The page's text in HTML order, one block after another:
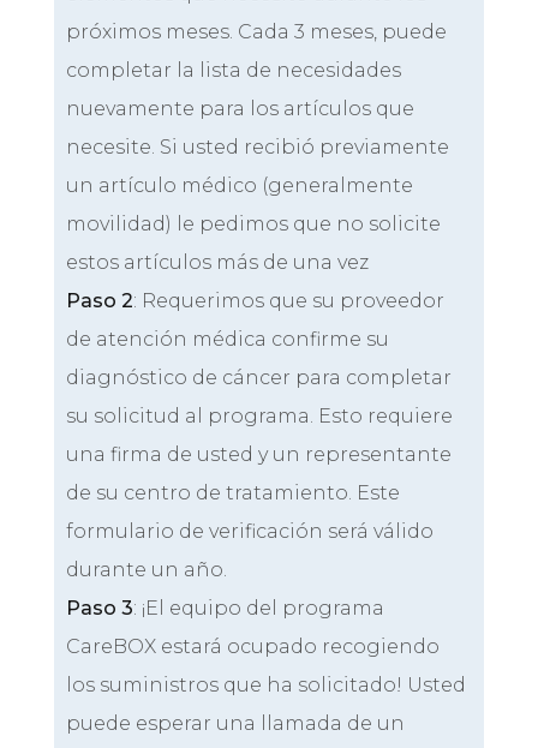
próximos meses. Cada 3 meses, puede
completar la lista de necesidades
nuevamente para los artículos que
necesite. Si usted recibió previamente
un artículo médico (generalmente
movilidad) le pedimos que no solicite
estos artículos más de una vez
Paso 2: Requerimos que su proveedor
de atención médica confirme su
diagnóstico de cáncer para completar
su solicitud al programa. Esto requiere
una firma de usted y un representante
de su centro de tratamiento. Este
formulario de verificación será válido
durante un año.
Paso 3: ¡El equipo del programa
CareBOX estará ocupado recogiendo
los suministros que ha solicitado! Usted
puede esperar una llamada de un